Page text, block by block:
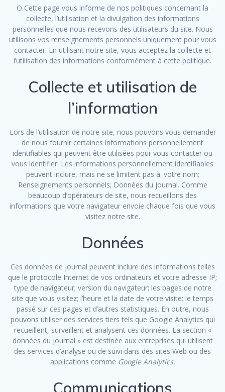
O Cette page vous informe de nos politiques concernant la
collecte, l’utilisation et la divulgation des informations
personnelles que nous recevons des utilisateurs du site. Nous
utilisons vos renseignements personnels uniquement pour vous
contacter. En utilisant notre site, vous acceptez la collecte et
l’utilisation des informations conformément à cette politique.
Collecte et utilisation de
l’information
Lors de l’utilisation de notre site, nous pouvons vous demander
de nous fournir certaines informations personnellement
identifiables qui peuvent être utilisées pour vous contacter ou
vous identifier. Les informations personnellement identifiables
peuvent inclure, mais ne se limitent pas à: votre nom;
Renseignements personnels; Données du journal. Comme
beaucoup d’opérateurs de site, nous recueillons des
informations que votre navigateur envoie chaque fois que vous
visitez notre site.
Données
Ces données de journal peuvent inclure des informations telles
que le protocole Internet de vos ordinateurs et votre adresse IP;
type de navigateur; version du navigateur; les pages de notre
site que vous visitez; l’heure et la date de votre visite; le temps
passé sur ces pages et d’autres statistiques. En outre, nous
pouvons utiliser des services tiers tels que Google Analytics qui
recueillent, surveillent et analysent ces données. La section «
données du journal » est destinée aux entreprises qui utilisent
des services d’analyse ou de suivi dans des sites Web ou des
applications comme Google Analytics.
Communications